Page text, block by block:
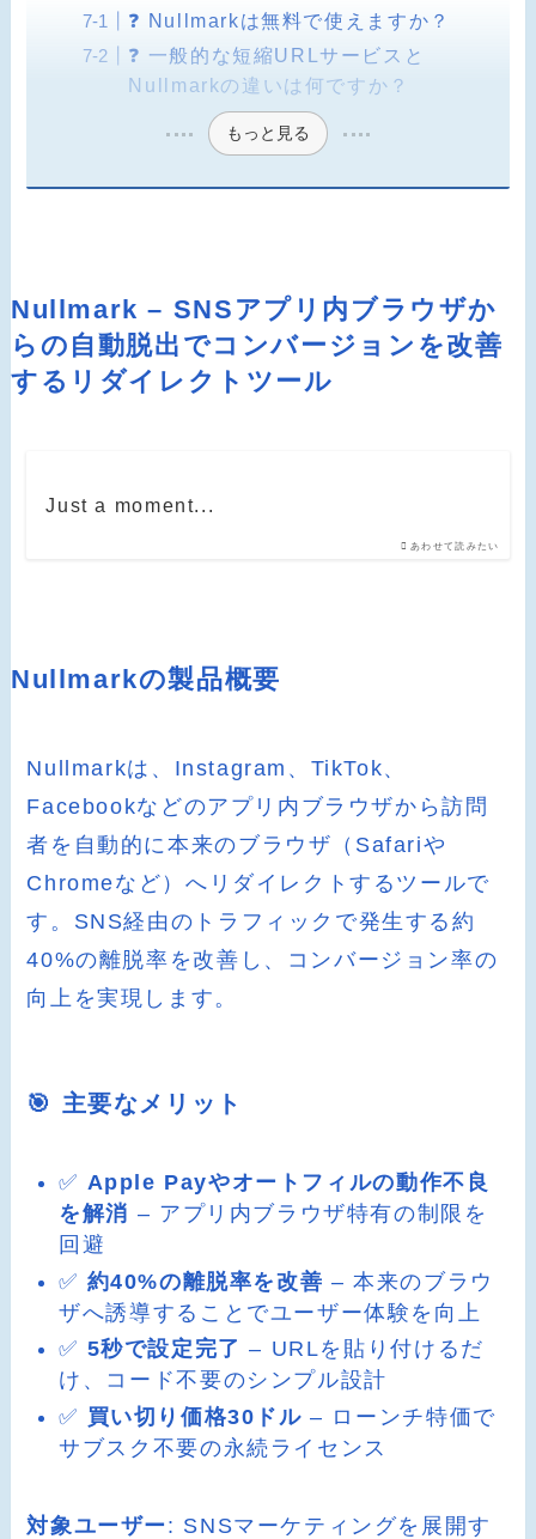
❓ Nullmarkは無料で使えますか？
❓ 一般的な短縮URLサービスと
Nullmarkの違いは何ですか？
もっと見る
Nullmark – SNSアプリ内ブラウザか
らの自動脱出でコンバージョンを改善
するリダイレクトツール
あわせて読みたい
Just a moment...
Nullmarkの製品概要
Nullmarkは、Instagram、TikTok、
Facebookなどのアプリ内ブラウザから訪問
者を自動的に本来のブラウザ（Safariや
Chromeなど）へリダイレクトするツールで
す。SNS経由のトラフィックで発生する約
40%の離脱率を改善し、コンバージョン率の
向上を実現します。
🎯 主要なメリット
✅ Apple Payやオートフィルの動作不良
を解消 – アプリ内ブラウザ特有の制限を
回避
✅ 約40%の離脱率を改善 – 本来のブラウ
ザへ誘導することでユーザー体験を向上
✅ 5秒で設定完了 – URLを貼り付けるだ
け、コード不要のシンプル設計
✅ 買い切り価格30ドル – ローンチ特価で
サブスク不要の永続ライセンス
対象ユーザー: SNSマーケティングを展開す